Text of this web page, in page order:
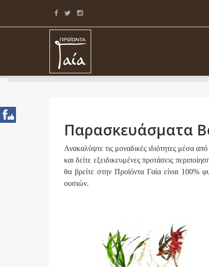
Παρασκευάσματα
Ανακαλύψτε τις μοναδικές ιδιότητες μέσα
και δείτε εξειδικευμένες προτάσεις
θα βρείτε στην Προϊόντα Γαία είναι 100%
ουσιών.